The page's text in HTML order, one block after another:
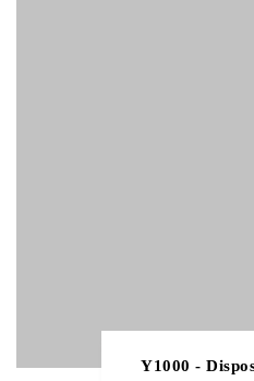
Y1000 -